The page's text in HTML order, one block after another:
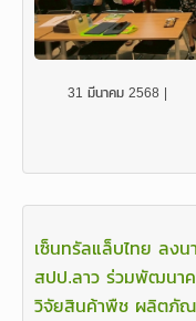
31 มีนาคม 2568 |
เซ็นทรัลแล็บไทย ลง
สปป.ลาว ร่วมพัฒนาค
วิจัยสินค้าพืช ผลิตภั